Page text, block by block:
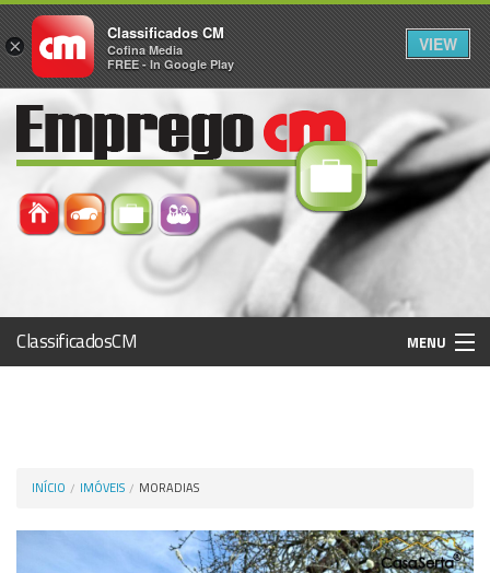
ClassificadosCM MENU
INÍCIO IMÓVEIS MORADIAS
×
Classificados CM
Cofina Media
FREE - In Google Play
VIEW